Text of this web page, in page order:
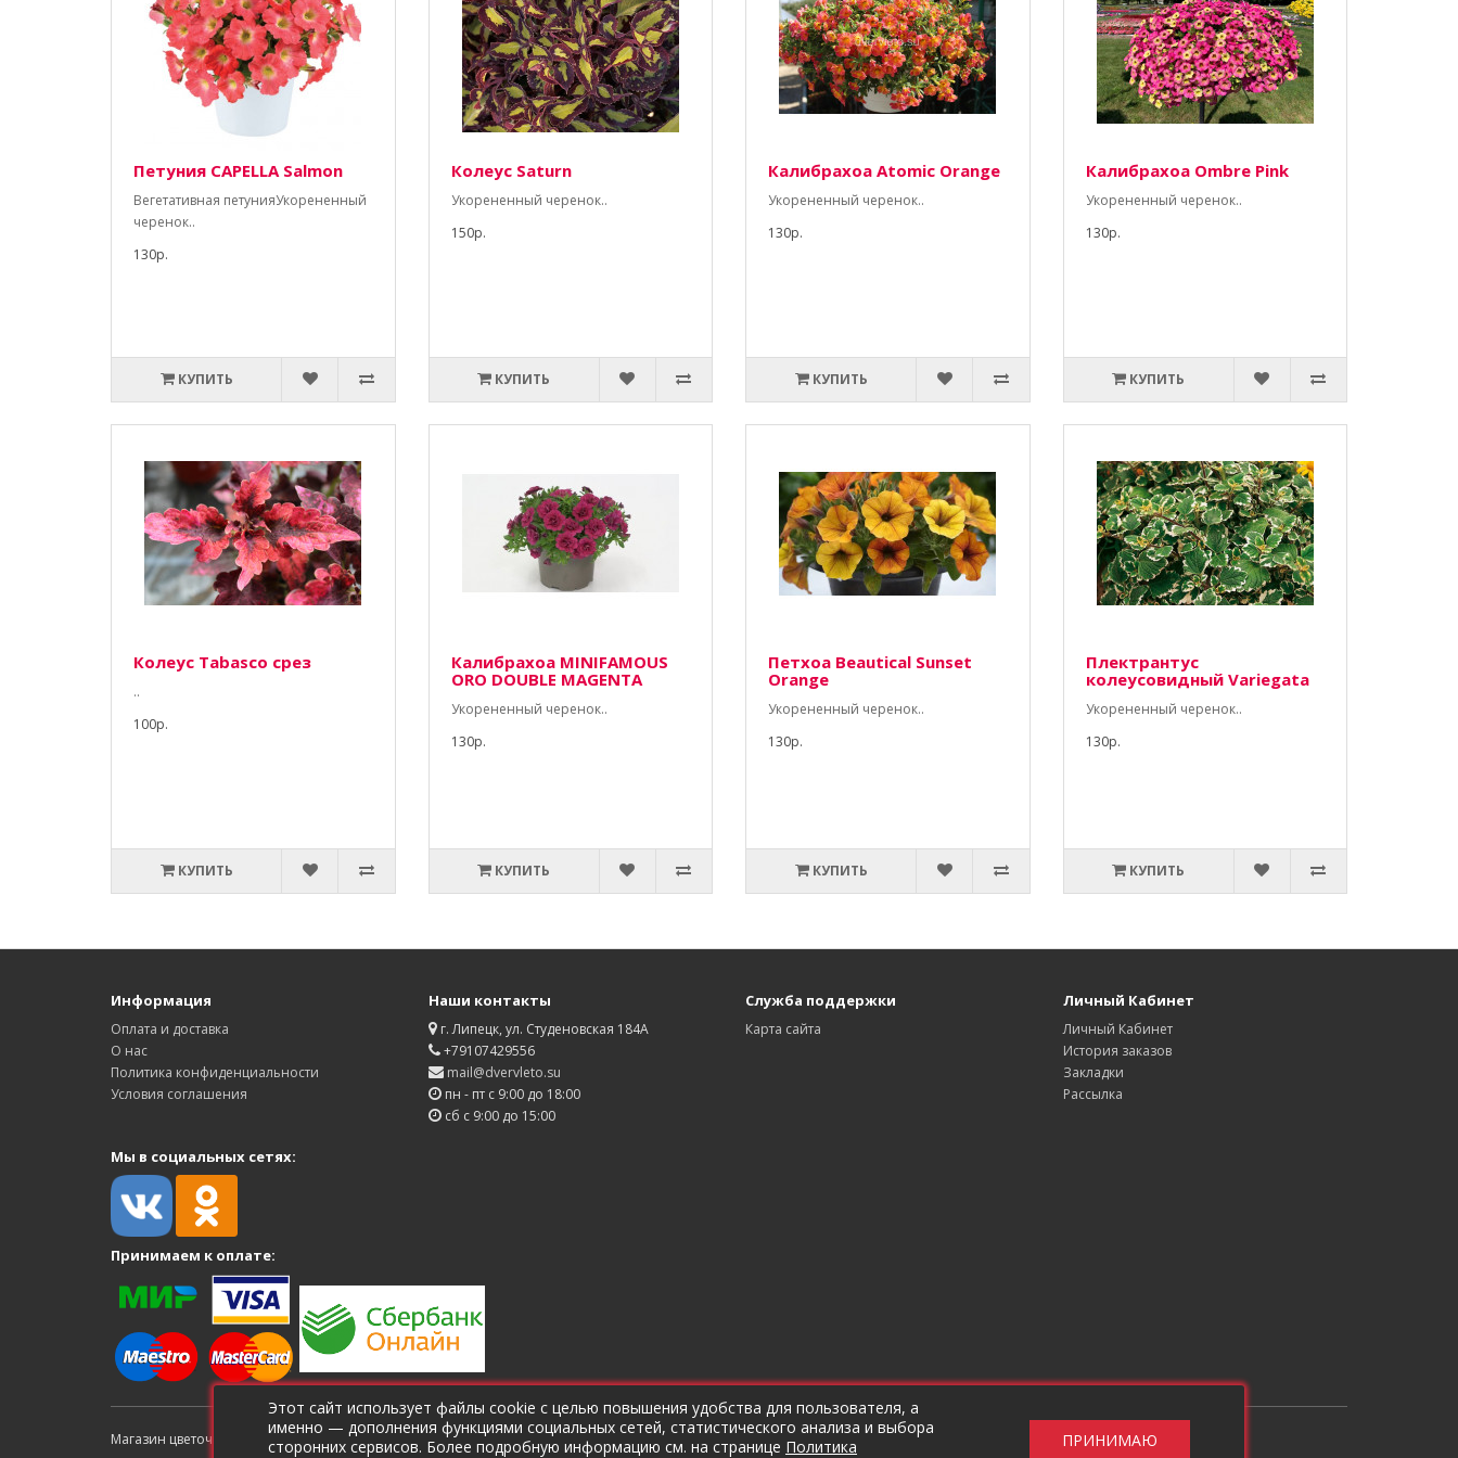
Петуния CAPELLA Salmon
Вегетативная петунияУкорененный
черенок..
130р.
КУПИТЬ
Колеус Saturn
Укорененный черенок..
150р.
КУПИТЬ
Калибрахоа Atomic Orange
Укорененный черенок..
130р.
КУПИТЬ
Калибрахоа Ombre Pink
Укорененный черенок..
130р.
КУПИТЬ
Колеус Tabasco срез
..
100р.
КУПИТЬ
Калибрахоа MINIFAMOUS
ORO DOUBLE MAGENTA
Укорененный черенок..
130р.
КУПИТЬ
Петхоа Beautical Sunset
Orange
Укорененный черенок..
130р.
КУПИТЬ
Плектрантус
колеусовидный Variegata
Укорененный черенок..
130р.
КУПИТЬ
Информация
Оплата и доставка
О нас
Политика конфиденциальности
Условия соглашения
Наши контакты
г. Липецк, ул. Студеновская 184А
+79107429556
mail@dvervleto.su
пн - пт с 9:00 до 18:00
сб с 9:00 до 15:00
Служба поддержки
Карта сайта
Личный Кабинет
Личный Кабинет
История заказов
Закладки
Рассылка
Мы в социальных сетях:
Принимаем к оплате:
Магазин цветочной рассады Дверь в лето © 2026 ИП Щербаков Андрей Анатольевич ОГРНИП 320482700030372
Этот сайт использует файлы cookie с целью повышения удобства для пользователя, а
именно — дополнения функциями социальных сетей, статистического анализа и выбора
сторонних сервисов. Более подробную информацию см. на странице Политика
ПРИНИМАЮ